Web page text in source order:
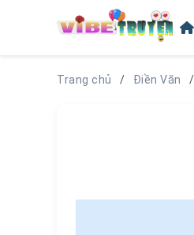
Trang chủ Điền Văn